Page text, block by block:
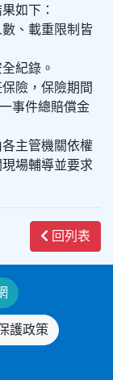
如下：
、載重限制皆
紀錄。
險，保險期間
事件總賠償金
主管機關依權
場輔導並要求
回列表
護政策